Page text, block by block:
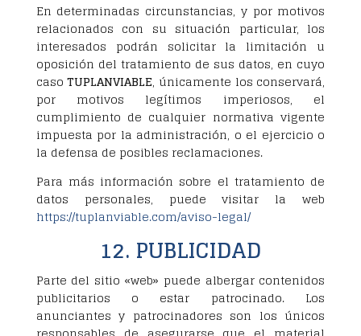
En determinadas circunstancias, y por motivos
relacionados con su situación particular, los
interesados podrán solicitar la limitación u
oposición del tratamiento de sus datos, en cuyo
casoTUPLANVIABLE, únicamente los conservará,
por motivos legítimos imperiosos, el
cumplimiento de cualquier normativa vigente
impuesta por la administración, o el ejercicio o
la defensa de posibles reclamaciones.
Para más información sobre el tratamiento de
datos personales, puede visitar la web
https://tuplanviable.com/aviso-legal/
12. PUBLICIDAD
Parte del sitio «web» puede albergar contenidos
publicitarios o estar patrocinado. Los
anunciantes y patrocinadores son los únicos